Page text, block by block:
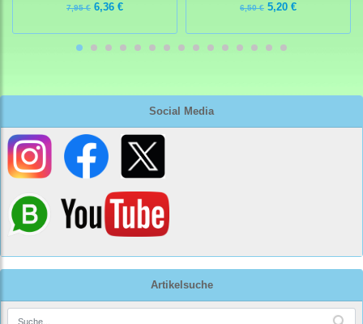
Social Media
Artikelsuche
7,95 € 6,36 € 6,50 € 5,20 €